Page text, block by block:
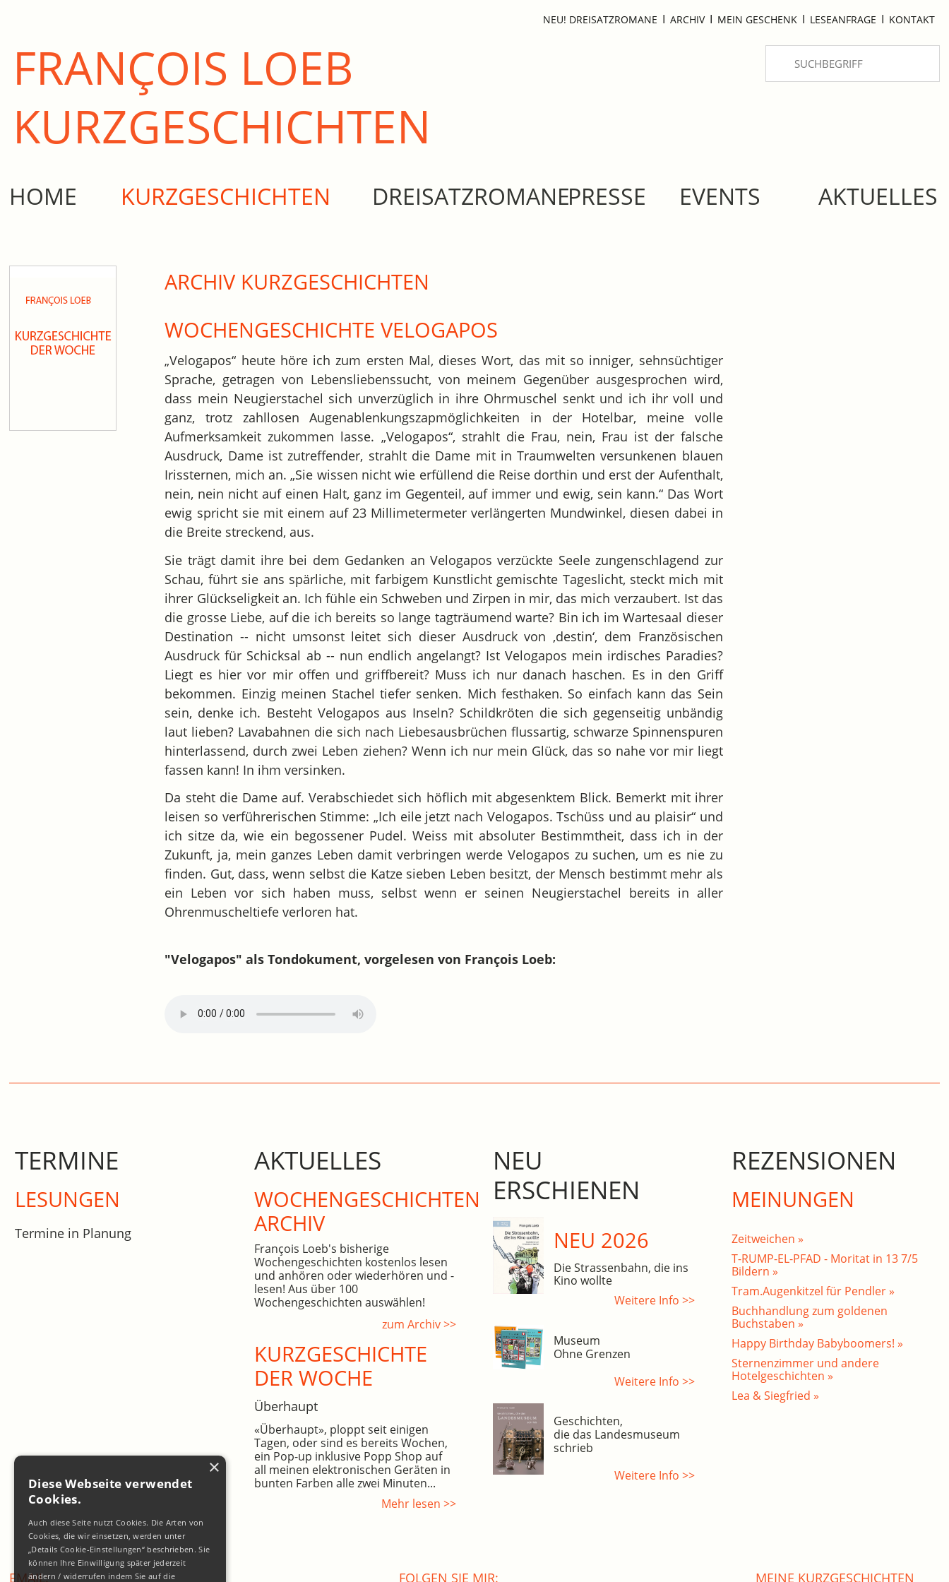
NEU! DREISATZROMANE I ARCHIV I MEIN GESCHENK I LESEANFRAGE I KONTAKT
FRANÇOIS LOEB
KURZ­GESCHICHTEN
HOME KURZGESCHICHTEN DREISATZROMANEPRESSE EVENTS AKTUELLES
ARCHIV KURZGESCHICHTEN
WOCHENGESCHICHTE VELOGAPOS
„Velogapos“ heute höre ich zum ersten Mal, dieses Wort, das mit so inniger, sehnsüchtiger
Sprache, getragen von Lebensliebenssucht, von meinem Gegenüber ausgesprochen wird,
dass mein Neugierstachel sich unverzüglich in ihre Ohrmuschel senkt und ich ihr voll und
ganz, trotz zahllosen Augenablenkungszapmöglichkeiten in der Hotelbar, meine volle
Aufmerksamkeit zukommen lasse. „Velogapos“, strahlt die Frau, nein, Frau ist der falsche
Ausdruck, Dame ist zutreffender, strahlt die Dame mit in Traumwelten versunkenen blauen
Irissternen, mich an. „Sie wissen nicht wie erfüllend die Reise dorthin und erst der Aufenthalt,
nein, nein nicht auf einen Halt, ganz im Gegenteil, auf immer und ewig, sein kann.“ Das Wort
ewig spricht sie mit einem auf 23 Millimetermeter verlängerten Mundwinkel, diesen dabei in
die Breite streckend, aus.
Sie trägt damit ihre bei dem Gedanken an Velogapos verzückte Seele zungenschlagend zur
Schau, führt sie ans spärliche, mit farbigem Kunstlicht gemischte Tageslicht, steckt mich mit
ihrer Glückseligkeit an. Ich fühle ein Schweben und Zirpen in mir, das mich verzaubert. Ist das
die grosse Liebe, auf die ich bereits so lange tagträumend warte? Bin ich im Wartesaal dieser
Destination -- nicht umsonst leitet sich dieser Ausdruck von ‚destin‘, dem Französischen
Ausdruck für Schicksal ab -- nun endlich angelangt? Ist Velogapos mein irdisches Paradies?
Liegt es hier vor mir offen und griffbereit? Muss ich nur danach haschen. Es in den Griff
bekommen. Einzig meinen Stachel tiefer senken. Mich festhaken. So einfach kann das Sein
sein, denke ich. Besteht Velogapos aus Inseln? Schildkröten die sich gegenseitig unbändig
laut lieben? Lavabahnen die sich nach Liebesausbrüchen flussartig, schwarze Spinnenspuren
hinterlassend, durch zwei Leben ziehen? Wenn ich nur mein Glück, das so nahe vor mir liegt
fassen kann! In ihm versinken.
Da steht die Dame auf. Verabschiedet sich höflich mit abgesenktem Blick. Bemerkt mit ihrer
leisen so verführerischen Stimme: „Ich eile jetzt nach Velogapos. Tschüss und au plaisir“ und
ich sitze da, wie ein begossener Pudel. Weiss mit absoluter Bestimmtheit, dass ich in der
Zukunft, ja, mein ganzes Leben damit verbringen werde Velogapos zu suchen, um es nie zu
finden. Gut, dass, wenn selbst die Katze sieben Leben besitzt, der Mensch bestimmt mehr als
ein Leben vor sich haben muss, selbst wenn er seinen Neugierstachel bereits in aller
Ohrenmuscheltiefe verloren hat.
"Velogapos" als Tondokument, vorgelesen von François Loeb:
TERMINE
LESUNGEN
Termine in Planung
AKTUELLES
WOCHEN­GE­SCHICHTEN
ARCHIV
François Loeb's bisherige
Wochengeschichten kostenlos lesen
und anhören oder wiederhören und -
lesen! Aus über 100
Wochengeschichten auswählen!
zum Archiv >>
KURZGESCHICHTE
DER WOCHE
Überhaupt
«Überhaupt», ploppt seit einigen
Tagen, oder sind es bereits Wochen,
ein Pop-up inklusive Popp Shop auf
all meinen elektronischen Geräten in
bunten Farben alle zwei Minuten...
Mehr lesen >>
NEU
ERSCHIENEN
NEU 2026
Die Strassenbahn, die ins
Kino wollte
Weitere Info >>
Museum
Ohne Grenzen
Weitere Info >>
Geschichten,
die das Landesmuseum
schrieb
Weitere Info >>
REZENSIONEN
MEINUNGEN
Zeitweichen »
T-RUMP-EL-PFAD - Moritat in 13 7/5
Bildern »
Tram.Augenkitzel für Pendler »
Buchhandlung zum goldenen
Buchstaben »
Happy Birthday Babyboomers! »
Sternenzimmer und andere
Hotelgeschichten »
Lea & Siegfried »
EMAIL: FOLGEN SIE MIR: MEINE KURZGESCHICHTEN
×
Diese Webseite verwendet
Cookies.
Auch diese Seite nutzt Cookies. Die Arten von
Cookies, die wir einsetzen, werden unter
„Details Cookie-Einstellungen“ beschrieben. Sie
können Ihre Einwilligung später jederzeit
ändern / widerrufen indem Sie auf die